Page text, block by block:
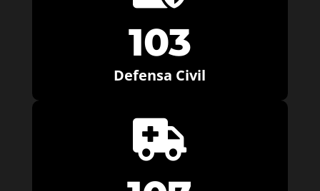
103
Defensa Civil
